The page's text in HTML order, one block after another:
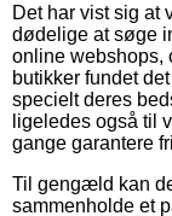
Det har vist sig at
dødelige at søge
online webshops,
butikker fundet
specielt deres
ligeledes også til
gange garantere
Til gengæld kan
sammenholde et